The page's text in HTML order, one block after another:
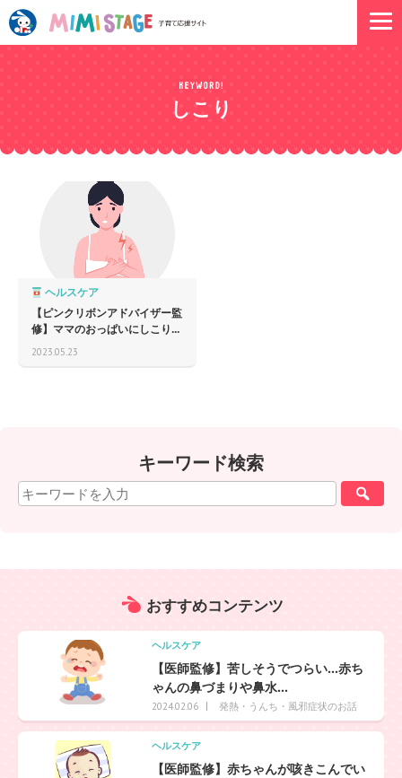
しこり
ヘルスケア
【ピンクリボンアドバイザー監
修】ママのおっぱいにしこり...
2023.05.23
キーワード検索
おすすめコンテンツ
ヘルスケア
【医師監修】苦しそうでつらい…赤ち
ゃんの鼻づまりや鼻水...
2024.02.06 発熱・うんち・風邪症状のお話
ヘルスケア
【医師監修】赤ちゃんが咳きこんでい